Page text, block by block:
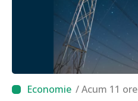
/ Acum 11 ore